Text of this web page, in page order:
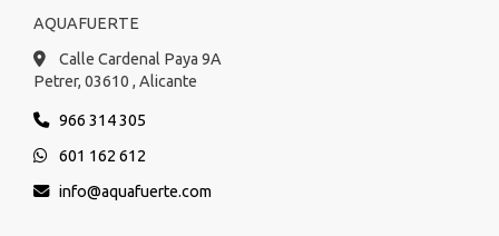
AQUAFUERTE
Calle Cardenal Paya 9A
Petrer, 03610 , Alicante
966 314 305
601 162 612
info
aquafuerte.com